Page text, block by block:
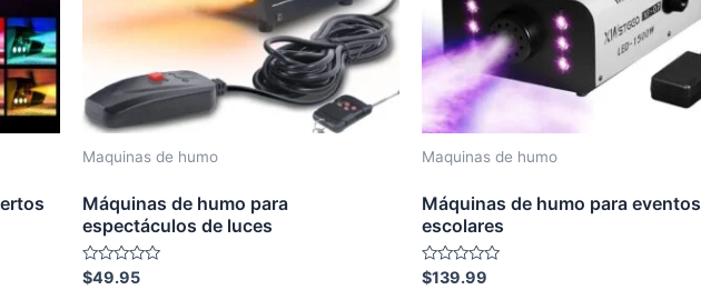
Maquinas de humo
Máquinas de humo para
espectáculos de luces
Rated
0
$49.95
Maquinas de humo
Máquinas de humo para eventos
escolares
Rated
0
$139.99